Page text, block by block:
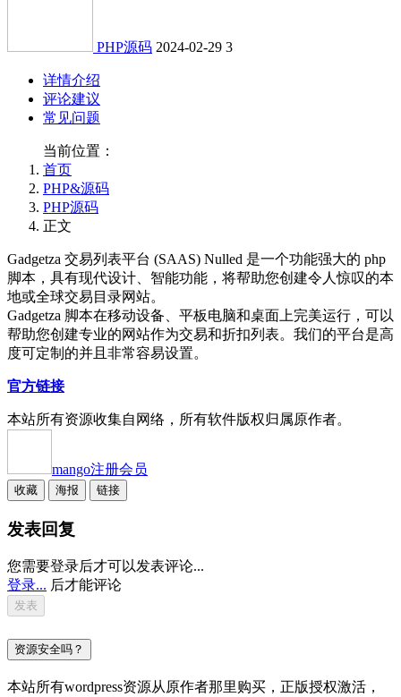
PHP源码 2024-02-29 3
详情介绍
评论建议
常见问题
当前位置：
首页
PHP&源码
PHP源码
正文
Gadgetza 交易列表平台 (SAAS) Nulled 是一个功能强大的 php
脚本，具有现代设计、智能功能，将帮助您创建令人惊叹的本
地或全球交易目录网站。
Gadgetza 脚本在移动设备、平板电脑和桌面上完美运行，可以
帮助您创建专业的网站作为交易和折扣列表。我们的平台是高
度可定制的并且非常容易设置。
官方链接
本站所有资源收集自网络，所有软件版权归属原作者。
mango注册会员
收藏 海报 链接
发表回复
您需要登录后才可以发表评论...
登录... 后才能评论
资源安全吗？
本站所有wordpress资源从原作者那里购买，正版授权激活，